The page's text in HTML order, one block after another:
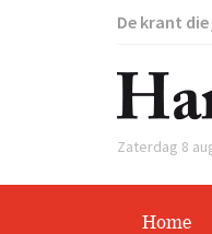
De krant
Zaterdag 8
Home